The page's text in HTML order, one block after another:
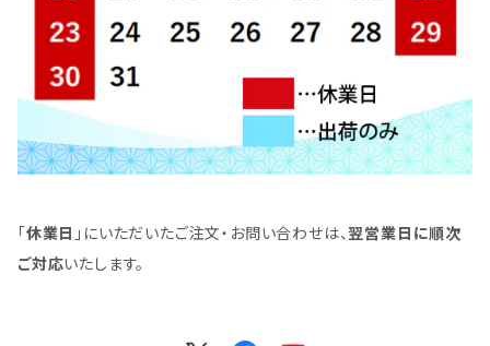
「休業日 」にいただいたご注文・お問い合わせは、翌営業日に順次
ご対応いたします。